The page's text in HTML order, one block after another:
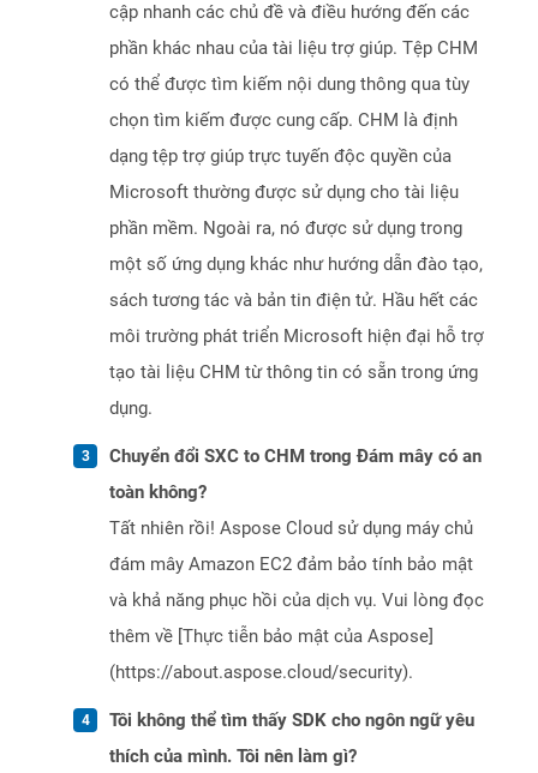
cập nhanh các chủ đề và điều hướng đến các
phần khác nhau của tài liệu trợ giúp. Tệp CHM
có thể được tìm kiếm nội dung thông qua tùy
chọn tìm kiếm được cung cấp. CHM là định
dạng tệp trợ giúp trực tuyến độc quyền của
Microsoft thường được sử dụng cho tài liệu
phần mềm. Ngoài ra, nó được sử dụng trong
một số ứng dụng khác như hướng dẫn đào tạo,
sách tương tác và bản tin điện tử. Hầu hết các
môi trường phát triển Microsoft hiện đại hỗ trợ
tạo tài liệu CHM từ thông tin có sẵn trong ứng
dụng.
Chuyển đổi SXC to CHM trong Đám mây có an
toàn không?
Tất nhiên rồi! Aspose Cloud sử dụng máy chủ
đám mây Amazon EC2 đảm bảo tính bảo mật
và khả năng phục hồi của dịch vụ. Vui lòng đọc
thêm về [Thực tiễn bảo mật của Aspose]
(https://about.aspose.cloud/security).
Tôi không thể tìm thấy SDK cho ngôn ngữ yêu
thích của mình. Tôi nên làm gì?